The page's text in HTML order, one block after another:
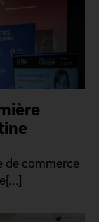
de commerce